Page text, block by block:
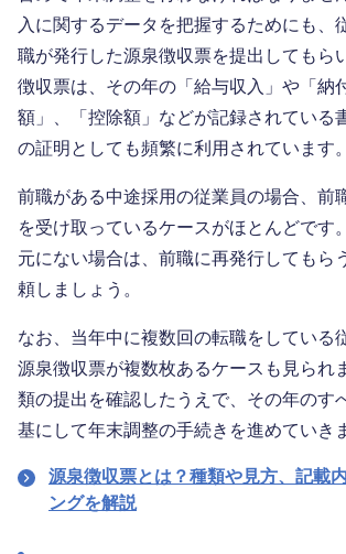
入に関するデータを把握するためにも、
職が発行した源泉徴収票を提出してもら
徴収票は、その年の「給与収入」や「納
額」、「控除額」などが記録されている
の証明としても頻繁に利用されています。
前職がある中途採用の従業員の場合、前
を受け取っているケースがほとんどです
元にない場合は、前職に再発行してもら
頼しましょう。
なお、当年中に複数回の転職をしている
源泉徴収票が複数枚あるケースも見られ
類の提出を確認したうえで、その年のす
基にして年末調整の手続きを進めていき
源泉徴収票とは？種類や見方、記載
ングを解説